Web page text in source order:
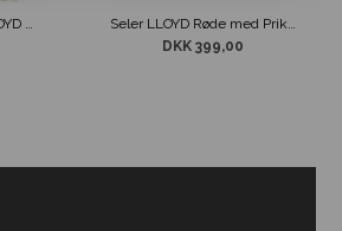
DKK 399,00